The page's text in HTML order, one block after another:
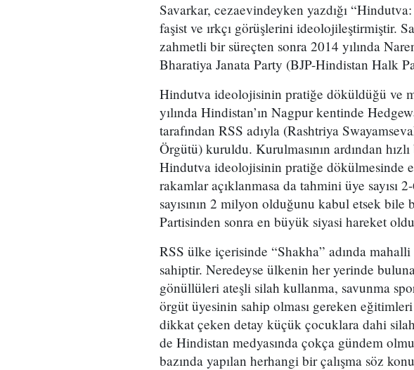
Savarkar, cezaevindeyken yazdığı
faşist ve ırkçı görüşlerini ideolojileştirmiştir.
zahmetli bir süreçten sonra 2014 yılında
Bharatiya Janata Party (BJP-Hindistan Halk
Hindutva ideolojisinin pratiğe döküldüğü ve
yılında Hindistan’ın Nagpur kentinde
tarafından RSS adıyla (Rashtriya
Örgütü) kuruldu. Kurulmasının ardından
Hindutva ideolojisinin pratiğe dökülmesinde
rakamlar açıklanmasa da tahmini üye sayısı
sayısının 2 milyon olduğunu kabul etsek
Partisinden sonra en büyük siyasi hareket
RSS ülke içerisinde “Shakha” adında mahalli
sahiptir. Neredeyse ülkenin her yerinde
gönüllüleri ateşli silah kullanma, savunma
örgüt üyesinin sahip olması gereken
dikkat çeken detay küçük çocuklara dahi
de Hindistan medyasında çokça gündem
bazında yapılan herhangi bir çalışma söz